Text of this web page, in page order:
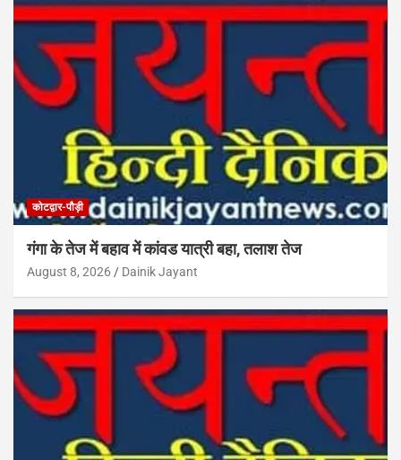
कोटद्वार-पौड़ी
गंगा के तेज में बहाव में कांवड यात्री बहा, तलाश तेज
August 8, 2026 Dainik Jayant